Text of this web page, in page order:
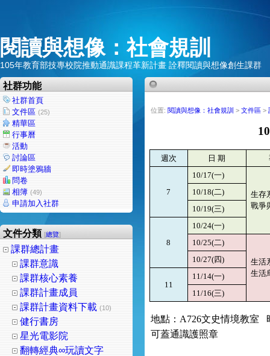
閱讀與想像：社會規訓
105年教育部技專校院推動通識課程革新計畫 詮釋閱讀與想像創生課群
社群功能
社群首頁
文件區 (25)
精華區
行事曆
活動
討論區
即時塗鴉牆
問卷
相簿 (49)
申請加入社群
文件分類 [總覽]
課群總計畫
課群意識
課群核心素養
課群計畫成員
課群計畫資料下載 (10)
健行書房
星光電影院
翻轉經典∞玩讀文字
位置: 閱讀與想像：社會規訓 > 文件區 >
週次 日 期
7
10/17(一)
生存
戰爭
10/18(二)
10/19(三)
8
10/24(一)
10/25(二)
生活
生活
10/27(四)
11
11/14(一)
11/16(三)
地點： A726文史情境教室
可蓋通識護照章